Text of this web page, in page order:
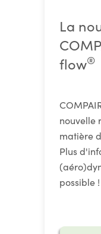
La
flow®
nouvelle
matière
Plus
possible !